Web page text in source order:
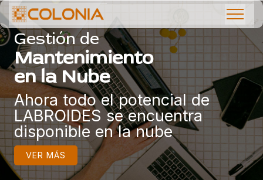
Gestión de
Mantenimiento
en la Nube
Ahora todo el potencial de
LABROIDES se encuentra
disponible en la nube
VER MÁS